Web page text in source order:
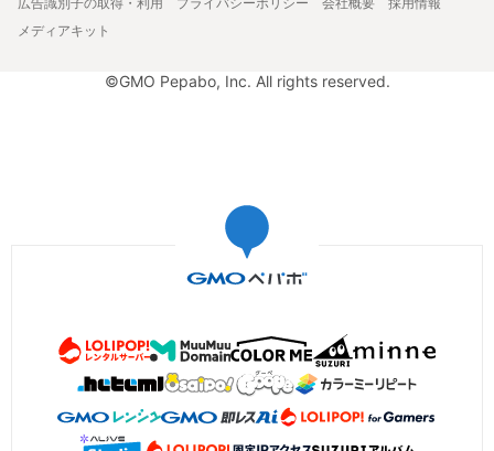
広告識別子の取得・利用
プライバシーポリシー 会社概要
採用情報
メディアキット
©GMO Pepabo, Inc. All rights reserved.